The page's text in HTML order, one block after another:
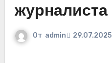
журналиста
От admin 29.07.2025